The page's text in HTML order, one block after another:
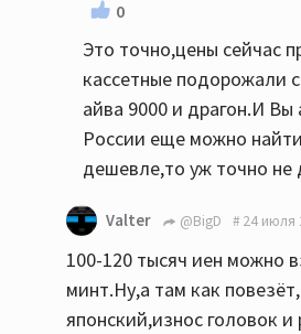
0
Это точно,цены сейчас
кассетные подорожали
айва 9000 и драгон.И
России еще можно
дешевле,то уж точно
Valter @BigD 24 июля
100-120 тысяч иен можно
минт.Ну,а там как
японский,износ головок